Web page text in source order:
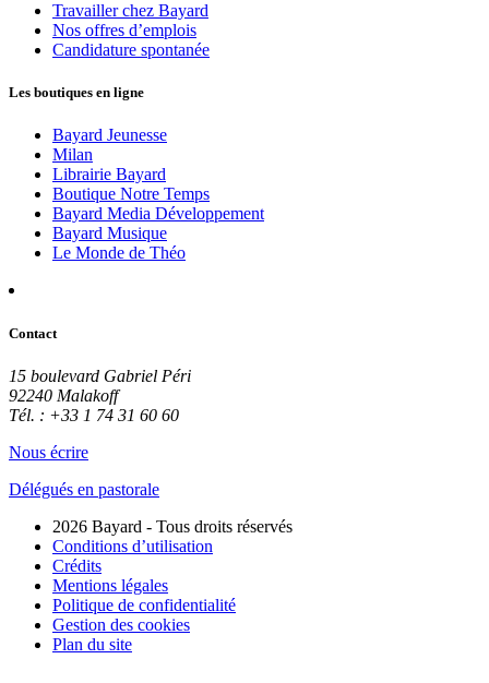
Travailler chez Bayard
Nos offres d’emplois
Candidature spontanée
Les boutiques en ligne
Bayard Jeunesse
Milan
Librairie Bayard
Boutique Notre Temps
Bayard Media Développement
Bayard Musique
Le Monde de Théo
Contact
15 boulevard Gabriel Péri
92240 Malakoff
Tél. : +33 1 74 31 60 60
Nous écrire
Délégués en pastorale
2026 Bayard - Tous droits réservés
Conditions d’utilisation
Crédits
Mentions légales
Politique de confidentialité
Gestion des cookies
Plan du site